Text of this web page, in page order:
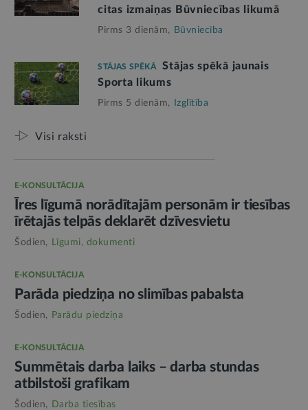
citas izmaiņas Būvniecības likumā
Pirms 3 dienām, Būvniecība
STĀJAS SPĒKĀ
Stājas spēkā jaunais
Sporta likums
Pirms 5 dienām, Izglītība
Visi raksti
E-KONSULTĀCIJA
Īres līgumā norādītajām personām ir tiesības
īrētajās telpās deklarēt dzīvesvietu
Šodien, Līgumi, dokumenti
E-KONSULTĀCIJA
Parāda piedziņa no slimības pabalsta
Šodien, Parādu piedziņa
E-KONSULTĀCIJA
Summētais darba laiks – darba stundas
atbilstoši grafikam
Šodien, Darba tiesības